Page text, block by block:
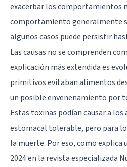
exacerbar los comportamientos
comportamiento generalmente
algunos casos puede persistir
Las causas no se comprenden
explicación más extendida es
primitivos evitaban alimentos
un posible envenenamiento por
Estas toxinas podían causar a
estomacal tolerable, pero para
la muerte. Por eso, como explica
2024 en la revista especializada